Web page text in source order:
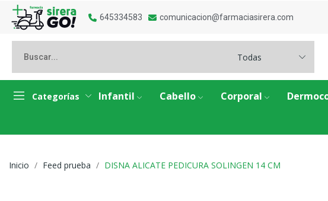
645334583 comunicacion@farmaciasirera.com
Todas
Categorías Infantil Cabello Corporal
Inicio Feed prueba DISNA ALICATE PEDICURA SOLINGEN 14 CM